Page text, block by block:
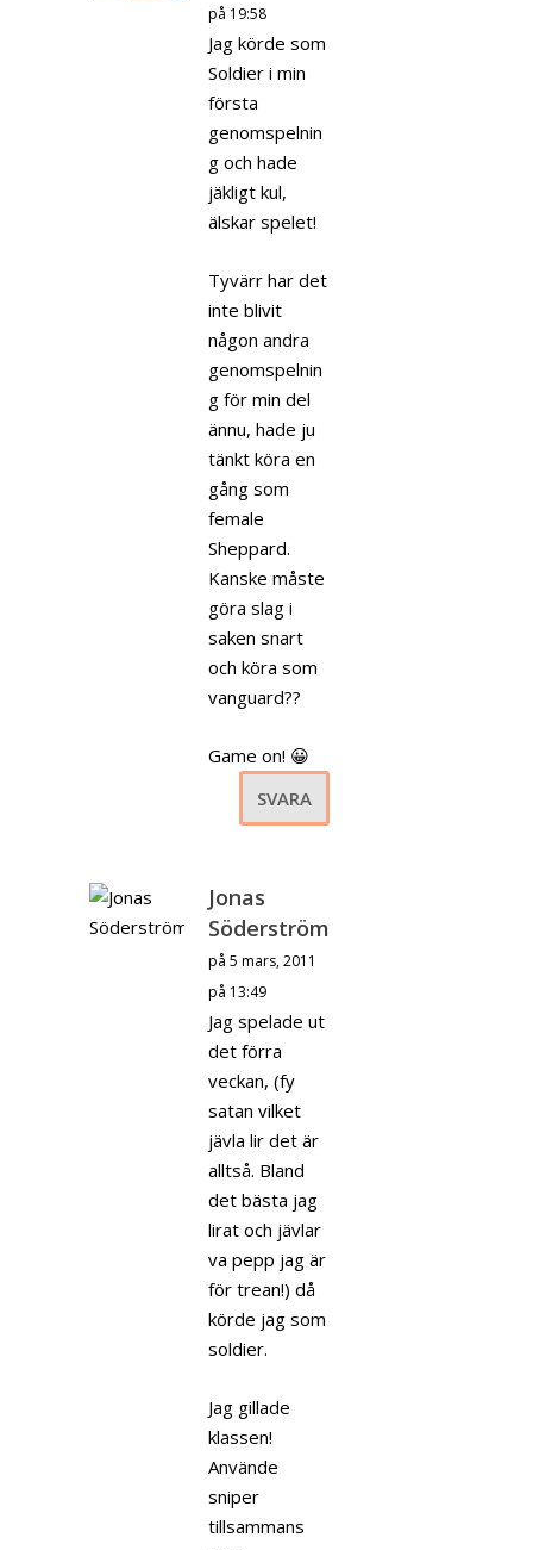
på 19:58
Jag körde som
Soldier i min
första
genomspelnin
g och hade
jäkligt kul,
älskar spelet!
Tyvärr har det
inte blivit
någon andra
genomspelnin
g för min del
ännu, hade ju
tänkt köra en
gång som
female
Sheppard.
Kanske måste
göra slag i
saken snart
och köra som
vanguard??
Game on! 😀
SVARA
Jonas
Söderström
på 5 mars, 2011
på 13:49
Jag spelade ut
det förra
veckan, (fy
satan vilket
jävla lir det är
alltså. Bland
det bästa jag
lirat och jävlar
va pepp jag är
för trean!) då
körde jag som
soldier.
Jag gillade
klassen!
Använde
sniper
tillsammans